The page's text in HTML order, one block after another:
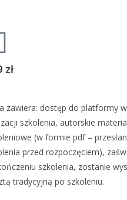
zł
zawiera: dostęp do platformy
szkolenia, autorskie
(w formie pdf –
przed rozpoczęciem),
szkolenia, zostanie
tradycyjną po szkoleniu.